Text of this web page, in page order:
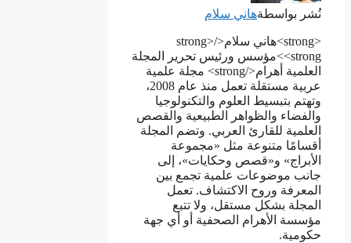
نُشر بواسطةهاني سلام
<strong>هاني سلام</strong>
<strong>مؤسس ورئيس تحرير المجلة
العلمية أهرام</strong> مجلة علمية
عربية مستقلة تعمل منذ عام 2008،
وتهتم بتبسيط العلوم والتكنولوجيا
والفضاء والظواهر الطبيعية والقصص
العلمية للقارئ العربي. وتضم المجلة
أقسامًا متنوعة مثل «مجموعة
الأبراج» و«قصص وحكايات»، إلى
جانب موضوعات علمية تجمع بين
المعرفة وروح الاكتشاف. تعمل
المجلة بشكل مستقل، ولا تتبع
مؤسسة الأهرام الصحفية أو أي جهة
حكومية.